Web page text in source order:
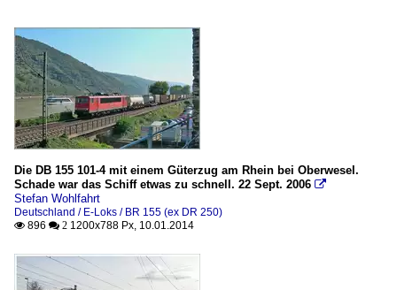
Die DB 155 101-4 mit einem Güterzug am Rhein bei Oberwesel.
Schade war das Schiff etwas zu schnell. 22 Sept. 2006 
Stefan Wohlfahrt
Deutschland / E-Loks / BR 155 (ex DR 250)
 896  2 1200x788 Px, 10.01.2014